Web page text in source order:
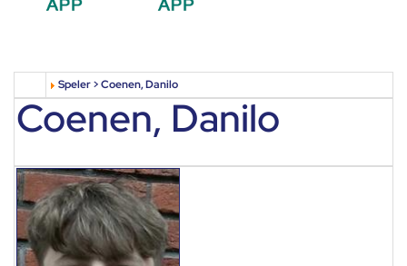
Speler > Coenen, Danilo
Coenen, Danilo